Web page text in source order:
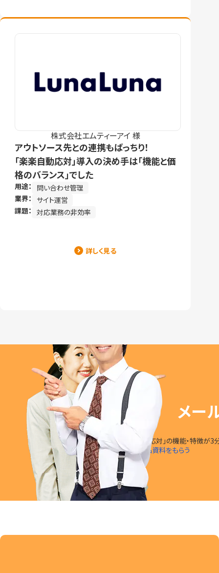
株式会社エムティーアイ 様
アウトソース先との連携もばっちり！
「楽楽自動応対」導入の決め手は「機能と価
格のバランス」でした
用途：
問い合わせ管理
業界：
サイト運営
課題： 対応業務の非効率
詳しく見る
メー
「楽楽自動応対」の機能・特徴が3
無料で製品資料をもらう